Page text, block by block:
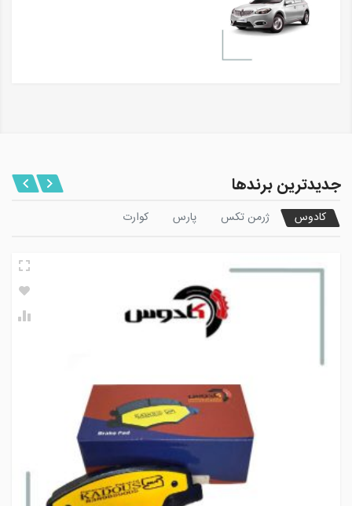
جدیدترین برندها
کادوس ژرمن تکس پارس کوارت